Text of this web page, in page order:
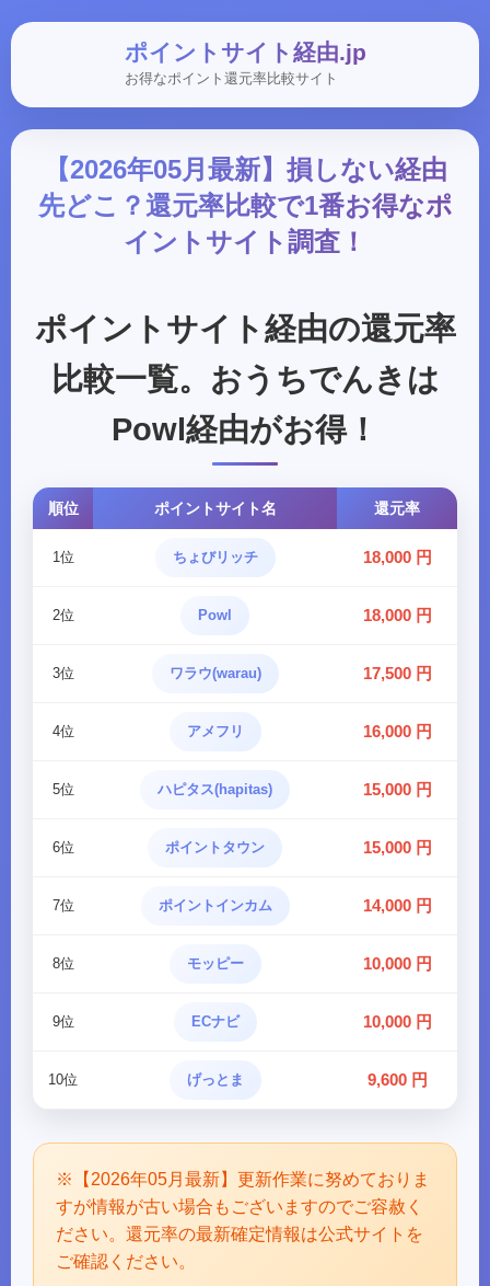
ポイントサイト経由.jp
お得なポイント還元率比較サイト
【2026年05月最新】損しない経由
先どこ？還元率比較で1番お得なポ
イントサイト調査！
ポイントサイト経由の還元率
比較一覧。おうちでんきは
Powl経由がお得！
順位 ポイントサイト名 還元率
1位 ちょびリッチ 18,000 円
2位 Powl 18,000 円
3位 ワラウ(warau) 17,500 円
4位 アメフリ 16,000 円
5位 ハピタス(hapitas) 15,000 円
6位 ポイントタウン 15,000 円
7位 ポイントインカム 14,000 円
8位 モッピー 10,000 円
9位 ECナビ 10,000 円
10位 げっとま 9,600 円
※【2026年05月最新】更新作業に努めておりま
すが情報が古い場合もございますのでご容赦く
ださい。還元率の最新確定情報は公式サイトを
ご確認ください。